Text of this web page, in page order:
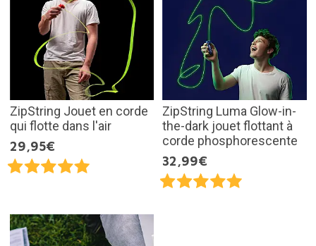
ZipString Jouet en corde
qui flotte dans l'air
29,95€
ZipString Luma Glow-in-
the-dark jouet flottant à
corde phosphorescente
32,99€